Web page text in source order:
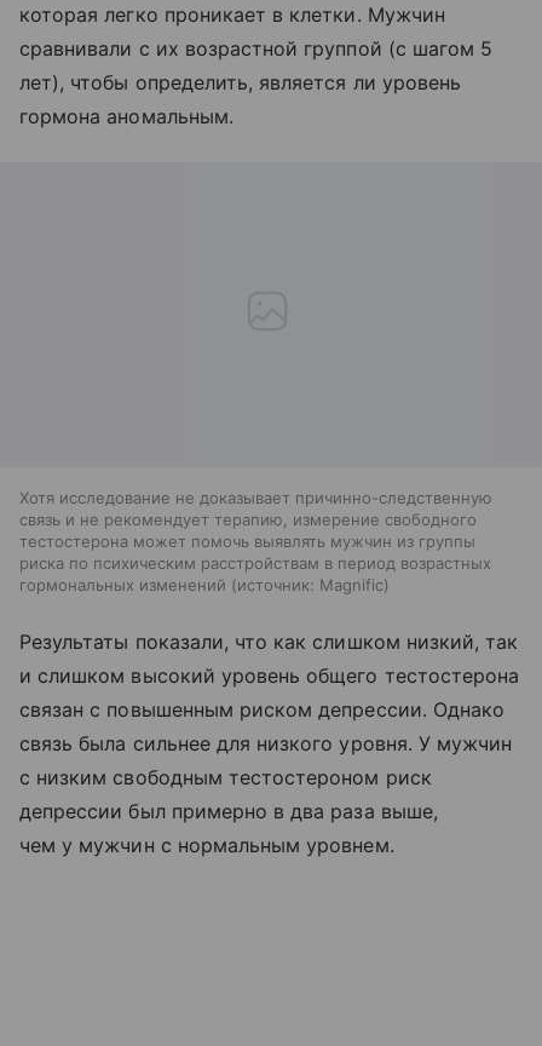
которая легко проникает в клетки. Мужчин
сравнивали с их возрастной группой (с шагом 5
лет), чтобы определить, является ли уровень
гормона аномальным.
Хотя исследование не доказывает причинно-следственную
связь и не рекомендует терапию, измерение свободного
тестостерона может помочь выявлять мужчин из группы
риска по психическим расстройствам в период возрастных
гормональных изменений
источник: Magnific
Результаты показали, что как слишком низкий, так
и слишком высокий уровень общего тестостерона
связан с повышенным риском депрессии. Однако
связь была сильнее для низкого уровня. У мужчин
с низким свободным тестостероном риск
депрессии был примерно в два раза выше,
чем у мужчин с нормальным уровнем.